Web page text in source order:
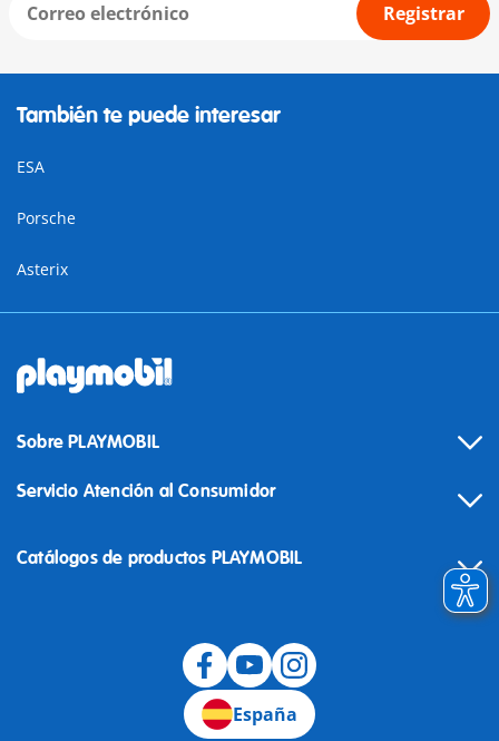
Registrar
También te puede interesar
ESA
Porsche
Asterix
Sobre PLAYMOBIL
Servicio Atención al Consumidor
Catálogos de productos PLAYMOBIL
España